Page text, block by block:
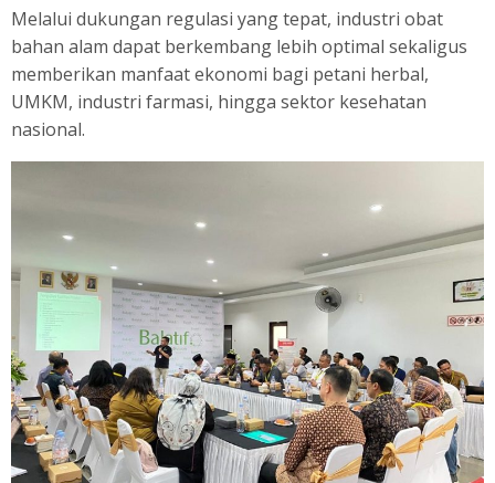
Melalui dukungan regulasi yang tepat, industri obat
bahan alam dapat berkembang lebih optimal sekaligus
memberikan manfaat ekonomi bagi petani herbal,
UMKM, industri farmasi, hingga sektor kesehatan
nasional.